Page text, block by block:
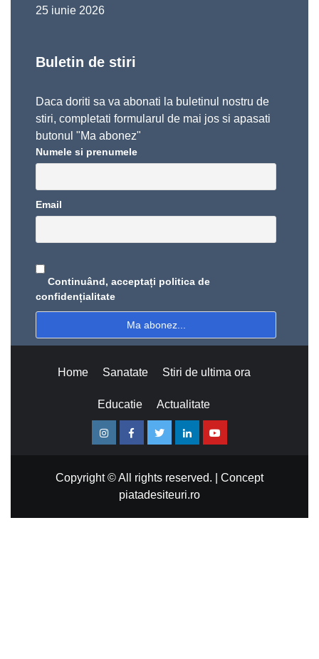
25 iunie 2026
Buletin de stiri
Daca doriti sa va abonati la buletinul nostru de
stiri, completati formularul de mai jos si apasati
butonul "Ma abonez"
Numele si prenumele
Email
Continuând, acceptați politica de
confidențialitate
Home Sanatate Stiri de ultima ora
Educatie Actualitate
InstagramFacebookTwitterLinkedinYoutube
Copyright © All rights reserved.
Concept
piatadesiteuri.ro